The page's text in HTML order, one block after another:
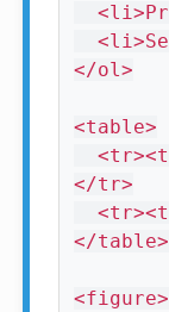
  <li>Primer ítem</li>
  <li>Segundo ítem</li>
</ol>
<table>
  <tr><th>Nombre</th><th>Edad</th>
</tr>
  <tr><td>Ana</td><td>30</td></tr>
</table>
<figure>